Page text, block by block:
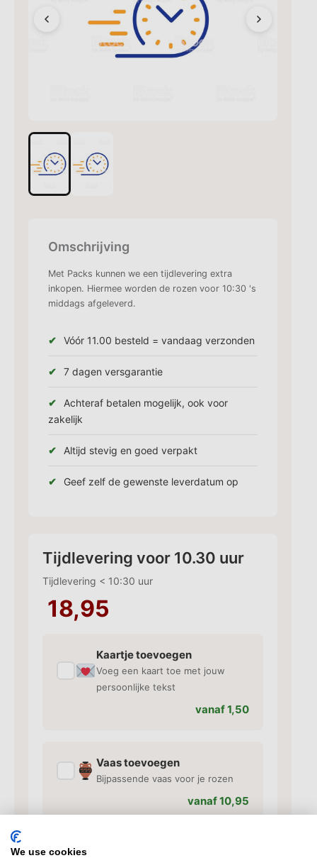
Omschrijving
Met Packs kunnen we een tijdlevering extra
inkopen. Hiermee worden de rozen voor 10:30 's
middags afgeleverd.
Vóór 11.00 besteld = vandaag verzonden
7 dagen versgarantie
Achteraf betalen mogelijk, ook voor
zakelijk
Altijd stevig en goed verpakt
Geef zelf de gewenste leverdatum op
Tijdlevering voor 10.30 uur
Tijdlevering < 10:30 uur
18,95
Kaartje toevoegen
Voeg een kaart toe met jouw
persoonlijke tekst
vanaf 1,50
Vaas toevoegen
Bijpassende vaas voor je rozen
vanaf 10,95
We use cookies